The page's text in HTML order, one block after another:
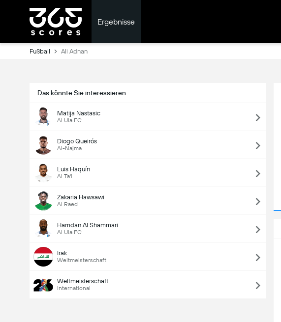
Ergebnisse
Fußball Ali Adnan
Das könnte Sie interessieren
Matija Nastasic
Al Ula FC
Diogo Queirós
Al-Najma
Luis Haquín
Al Ta'i
Zakaria Hawsawi
Al Raed
Hamdan Al Shammari
Al Ula FC
Irak
Weltmeisterschaft
Weltmeisterschaft
International